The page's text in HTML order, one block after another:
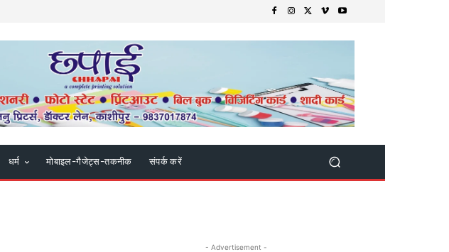
धर्म मोबाइल-गैजेट्स-तकनीक संपर्क करें
- Advertisement -